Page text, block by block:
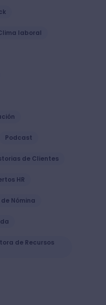
laboral
Podcast
de Clientes
HR
Nómina
de Recursos